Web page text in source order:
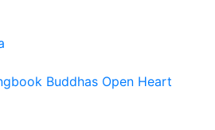
Buddhas Open Heart